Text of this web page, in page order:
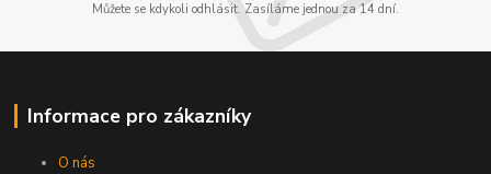
Můžete se kdykoli odhlásit. Zasíláme jednou za 14 dní.
Informace pro zákazníky
O nás